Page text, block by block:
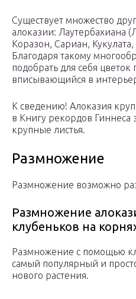
Существует множество
алоказии: Лаутербахиана
Коразон, Сариан,
Благодаря такому
подобрать для себя
вписывающийся в
К сведению! Алоказия
в Книгу рекордов Гиннеса
крупные листья.
Размножение
Размножение возможно
Размножение
клубеньков на
Размножение с помощью
самый популярный и
нового растения.